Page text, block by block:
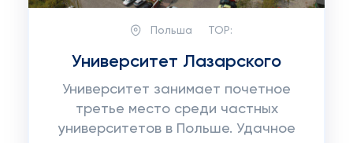
Польша TOP:
Университет Лазарского
Университет занимает почетное
третье место среди частных
университетов в Польше. Удачное